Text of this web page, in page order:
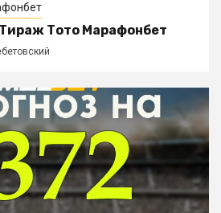
Тото Марафонбет